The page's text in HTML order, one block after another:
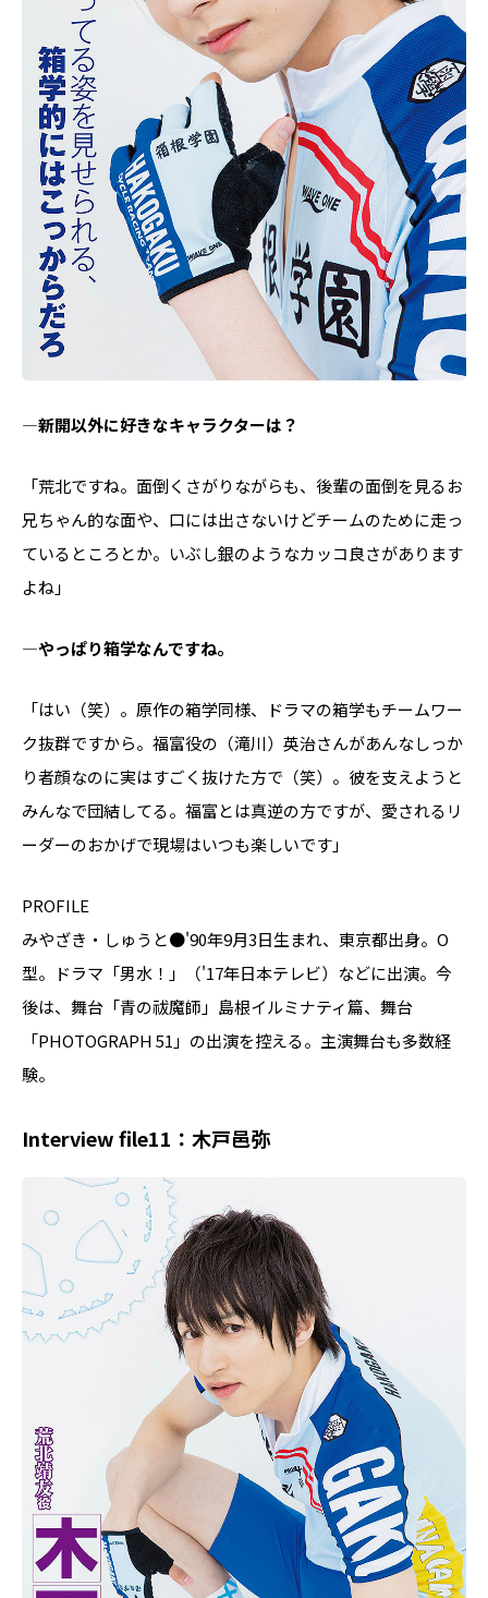
―新開以外に好きなキャラクターは？
「荒北ですね。面倒くさがりながらも、後輩の面倒を見るお
兄ちゃん的な面や、口には出さないけどチームのために走っ
ているところとか。いぶし銀のようなカッコ良さがあります
よね」
―やっぱり箱学なんですね。
「はい（笑）。原作の箱学同様、ドラマの箱学もチームワー
ク抜群ですから。福富役の（滝川）英治さんがあんなしっか
り者顔なのに実はすごく抜けた方で（笑）。彼を支えようと
みんなで団結してる。福富とは真逆の方ですが、愛されるリ
ーダーのおかげで現場はいつも楽しいです」
PROFILE
みやざき・しゅうと●'90年9月3日生まれ、東京都出身。O
型。ドラマ「男水！」（'17年日本テレビ）などに出演。今
後は、舞台「青の祓魔師」島根イルミナティ篇、舞台
「PHOTOGRAPH 51」の出演を控える。主演舞台も多数経
験。
Interview file11：木戸邑弥